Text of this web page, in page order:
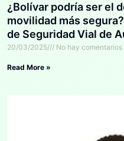
¿Bolívar podría ser el
movilidad más
de Seguridad Vial de
Cartagena
20/03/2025 No hay comentarios
Read More »